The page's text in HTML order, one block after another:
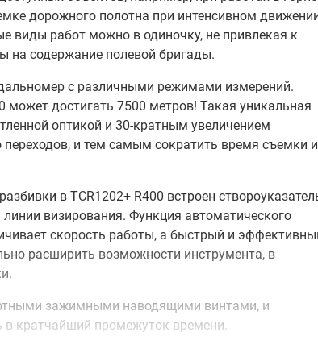
дорожного полотна при интенсивном
виды работ можно в одиночку, не привлекая к
на содержание полевой бригады.
с различными режимами измерений.
может достигать 7500 метров! Такая уникальная
оптикой и 30-кратным увеличением
и тем самым сократить время съемки и
в TCR1202+ R400 встроен
визирования. Функция автоматического
скорость работы, а быстрый и
расширить возможности инструмента, в
зажимными наводящими винтами, и
в кратчайший промежуток времени.